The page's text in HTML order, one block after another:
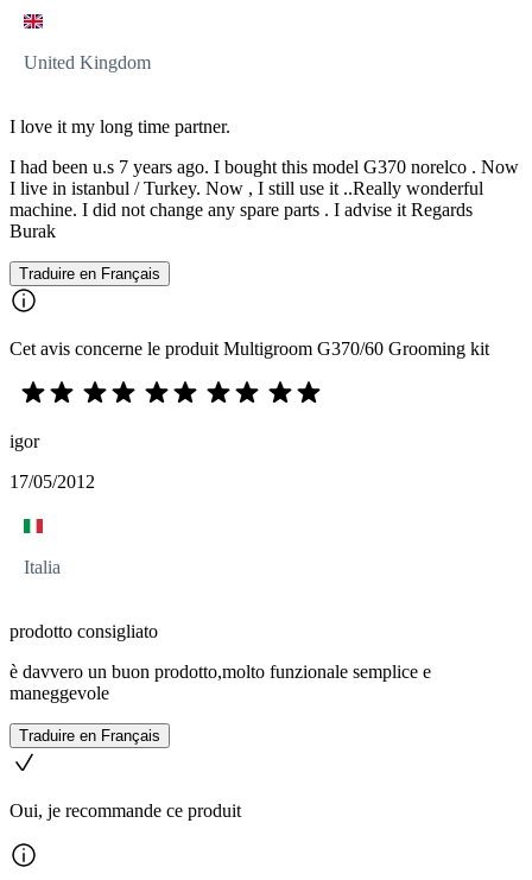
United Kingdom
I love it my long time partner.
I had been u.s 7 years ago. I bought this model G370 norelco . Now
I live in istanbul / Turkey. Now , I still use it ..Really wonderful
machine. I did not change any spare parts . I advise it Regards
Burak
Traduire en Français
Cet avis concerne le produit Multigroom G370/60 Grooming kit
igor
17/05/2012
Italia
prodotto consigliato
è davvero un buon prodotto,molto funzionale semplice e
maneggevole
Traduire en Français
Oui, je recommande ce produit